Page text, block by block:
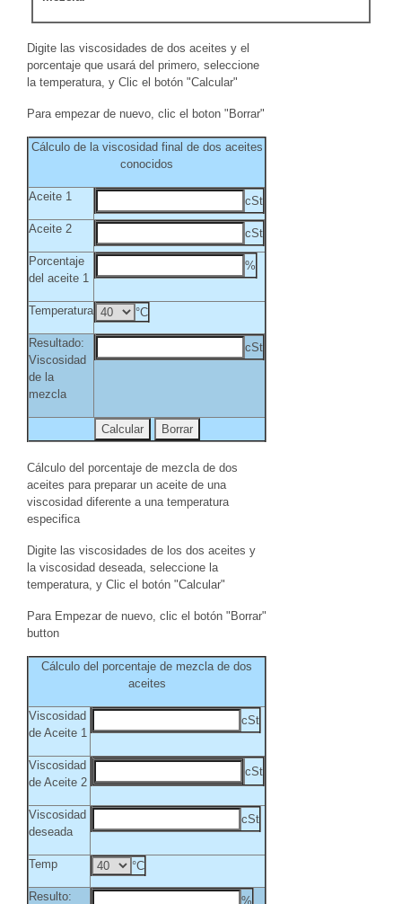
Digite las viscosidades de dos aceites y el
porcentaje que usará del primero, seleccione
la temperatura, y Clic el botón "Calcular"
Para empezar de nuevo, clic el boton "Borrar"
Cálculo de la viscosidad final de dos aceites
conocidos
Aceite 1 cSt
Aceite 2 cSt
Porcentaje
del aceite 1
%
Temperatura °C
Resultado:
Viscosidad
de la
mezcla
cSt
Cálculo del porcentaje de mezcla de dos
aceites para preparar un aceite de una
viscosidad diferente a una temperatura
especifica
Digite las viscosidades de los dos aceites y
la viscosidad deseada, seleccione la
temperatura, y Clic el botón "Calcular"
Para Empezar de nuevo, clic el botón "Borrar"
button
Cálculo del porcentaje de mezcla de dos
aceites
Viscosidad
de Aceite 1
cSt
Viscosidad
de Aceite 2
cSt
Viscosidad
deseada
cSt
Temp °C
Resulto: %